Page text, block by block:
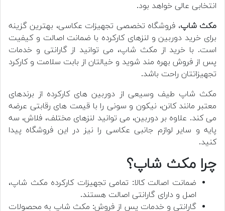
انتخابی عالی خواهد بود.
مکث شاپ، فروشگاه تخصصی تجهیزات عکاسی، بهترین گزینه
برای خرید دوربین و لنزهای کارکرده با ضمانت اصالت و کیفیت
است. با خرید از مکث شاپ، می توانید از گارانتی و خدمات
پس از فروش بهره مند شوید و خیالتان از بابت سلامت و کارکرد
تجهیزاتتان راحت باشد.
مکث شاپ طیف وسیعی از دوربین های کارکرده از برندهای
معتبر مانند کانن، نیکون و سونی را با قیمت های رقابتی عرضه
می کند. علاوه بر دوربین، می توانید لنزهای مختلف، فلاش، سه
پایه و سایر لوازم جانبی عکاسی را نیز در این فروشگاه پیدا
کنید.
چرا مکث شاپ؟
ضمانت اصالت کالا: تمامی تجهیزات کارکرده مکث شاپ،
اصل و دارای گارانتی اصالت هستند.
گارانتی و خدمات پس از فروش: مکث شاپ به محصولات